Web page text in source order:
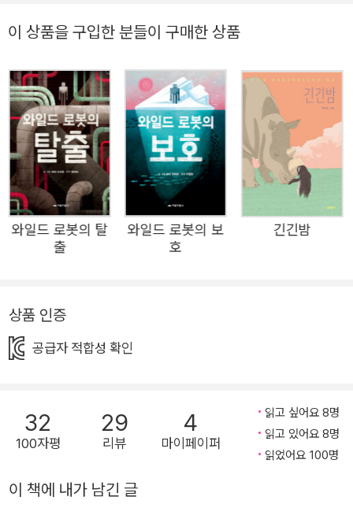
다는 걸 발견한다. 로봇이 야생에 놓이게 된다면? 로봇은 주
이러한 의문을 품은 이야기가 야생의 아름답고 경이로운 배
경으로 펼쳐진다. 로봇과 새끼 기러기의 가족애, 로봇과 야
생 동물들의 우정을 그린 작가의 상상력에 우리는 매료될 수
밖에 없다. 피터 브라운은 로봇 시대를 맞이하며 한 번쯤 생
각해볼 문제를 아이들의 눈높이에 맞춰 감동적인 서사로 녹
여낸다. 광활한 자연 속에서 인간과 로봇이 공존하는 미래의
모습을 이보다 따뜻하게 그려낼 수 있을까? 그리고 피터 브
라운만의 독특한 그림은 《와일드 로봇》 독자들에게 멋진 상
한 일러스트보다 아름답다! 작가는 숲속 풍경과 야생 동물,
그리고 야생 로봇을 자신만의 스타일로 그려내며 우리를 무
장해제시키고, 환상적인 야생의 섬에 빠져들게 만든다. 야생
서 처음 눈을 뜬 로봇이 있다. 로줌 유닛 7134, 바로 로즈다!
홀로 외딴섬에 떨어진 로즈는 생존을 위한 모험을 시작한다.
거친 폭풍을 견디며, 사나운 곰의 공격을 받으면서 살아남으
생처음 보는 섬의 동물들에게 괴물이라 오해를 받은 로즈!
이 상품을 구입한 분들이 구매한 상품
와일드 로봇의 탈
출
와일드 로봇의 보
호
긴긴밤
상품 인증
공급자 적합성 확인
32
100자평
29
리뷰
4
마이페이퍼
읽고 싶어요 8명
읽고 있어요 8명
읽었어요 100명
이 책에 내가 남긴 글